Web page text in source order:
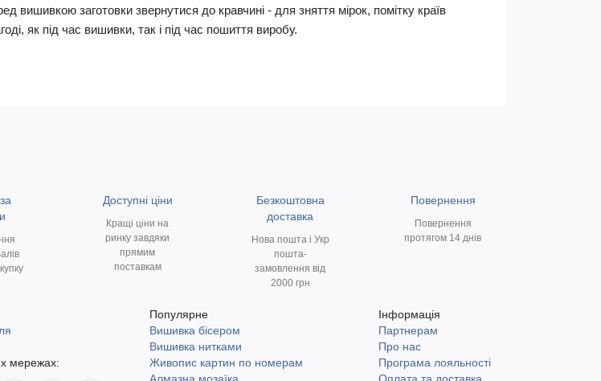
вишивкою заготовки звернутися до кравчині - для зняття мірок, помітку країв
як під час вишивки, так і під час пошиття виробу.
Доступні ціни
Кращі ціни на
ринку завдяки
прямим
поставкам
Безкоштовна
доставка
Нова пошта і Укр
пошта-
замовлення від
2000 грн
Повернення
Повернення
протягом 14 днів
мережах:
Популярне
Вишивка бісером
Вишивка нитками
Живопис картин по номерам
Інформація
Партнерам
Про нас
Програма лояльності